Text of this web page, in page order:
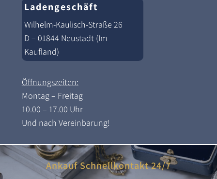
Ladengeschäft
Wilhelm-Kaulisch-Straße 26
D – 01844 Neustadt (Im
Kaufland)
Öffnungszeiten:
Montag – Freitag
10.00 – 17.00 Uhr
Und nach Vereinbarung!
Ankauf Schnellkontakt 24/7